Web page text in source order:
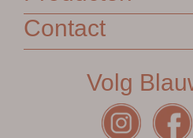
Contact
Volg